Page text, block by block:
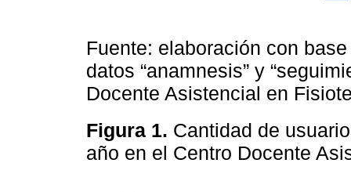
Fuente: elaboración con
datos “anamnesis” y
Docente Asistencial en
Figura 1. Cantidad de
año en el Centro Docente